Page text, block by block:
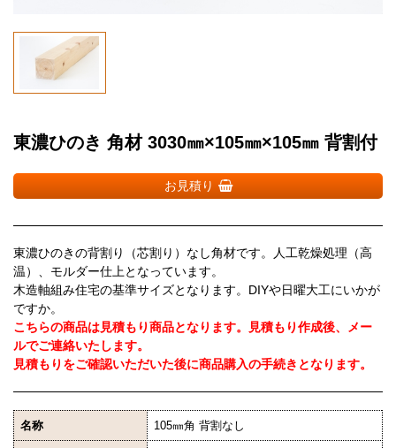
東濃ひのき 角材 3030㎜×105㎜×105㎜ 背割付
お見積り
東濃ひのきの背割り（芯割り）なし角材です。人工乾燥処理（高
温）、モルダー仕上となっています。
木造軸組み住宅の基準サイズとなります。DIYや日曜大工にいかが
ですか。
こちらの商品は見積もり商品となります。見積もり作成後、メー
ルでご連絡いたします。
見積もりをご確認いただいた後に商品購入の手続きとなります。
名称 105㎜角 背割なし